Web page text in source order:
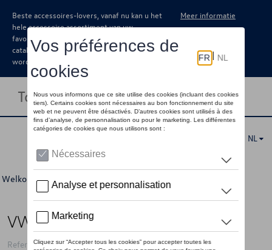
Beste accessoires-lovers, vanaf nu kan u het
hele accessoire assortiment van uw
favoriete merk terugvinden in de online
catalogus. Deze kunnen steeds besteld
worden via uw dealer.
Meer informatie
Toggle navigation
NL
Welkom >Voor u >Accessoires
VW peluche ID.Buzz, geel
Referentie: 1H4087511